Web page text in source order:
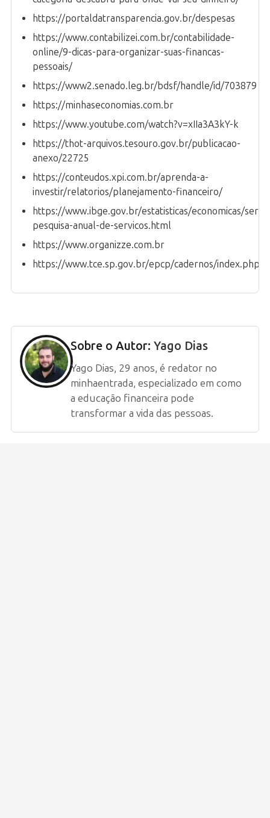
https://portaldatransparencia.gov.br/despesas
https://www.contabilizei.com.br/contabilidade-
online/9-dicas-para-organizar-suas-financas-
pessoais/
https://www2.senado.leg.br/bdsf/handle/id/703879
https://minhaseconomias.com.br
https://www.youtube.com/watch?v=xIIa3A3kY-k
https://thot-arquivos.tesouro.gov.br/publicacao-
anexo/22725
https://conteudos.xpi.com.br/aprenda-a-
investir/relatorios/planejamento-financeiro/
https://www.ibge.gov.br/estatisticas/economicas/
pesquisa-anual-de-servicos.html
https://www.organizze.com.br
https://www.tce.sp.gov.br/epcp/cadernos/index.php/
Sobre o Autor: Yago Dias
Yago Dias, 29 anos, é redator no
minhaentrada, especializado em como
a educação financeira pode
transformar a vida das pessoas.